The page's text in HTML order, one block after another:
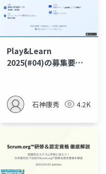
Play&Learn
2025(#04)の募集要項
作成版）
石神康秀 4.2K